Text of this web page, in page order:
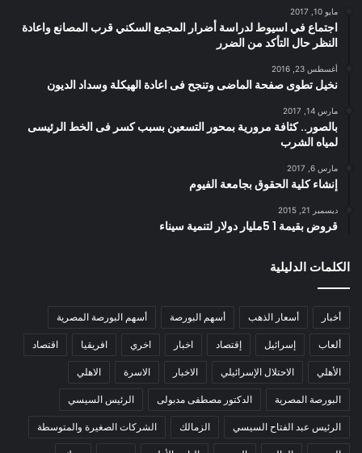
مايو 10, 2017
اجتماع في اسيوط لدراسة أضرار المجمع السكني قرب المصانع واعادة
النظر حال التأكد من الضرر
أغسطس 23, 2016
نخيل تطوى صفحة الماضى وتنجح فى اعادة الهيكلة وسداد الديون
مارس 14, 2017
بالصور.. كثافة مرورية بمحور التسعين بسبب كسر فى الخط الرئيسى
لمياه الشرب
مارس 6, 2017
إنشاء كلية الحقوق بجامعة الفيوم
ديسمبر 21, 2015
قروض بقيمة 1 5مليار دولار لتنمية سيناء
الكلمات الدليلية
أخبار أسعار الذهب أسهم البورصة أسهم البورصة المصرية
ألعاب إسرائيل إقتصاد اخبار اخري افريقيا اقتصاد
الأهلي الاحتلال الإسرائيلي الاخبار الاسرة الاهلي
البورصة المصرية الدكتور مصطفى مدبولى الرئيس السيسي
الرئيس عبد الفتاح السيسي الزمالك الشركات الصغيرة والمتوسطة